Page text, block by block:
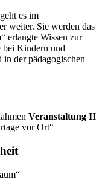
geht es im
weiter. Sie werden das
erlangte Wissen zur
bei Kindern und
der pädagogischen
Veranstaltung II
vor Ort“